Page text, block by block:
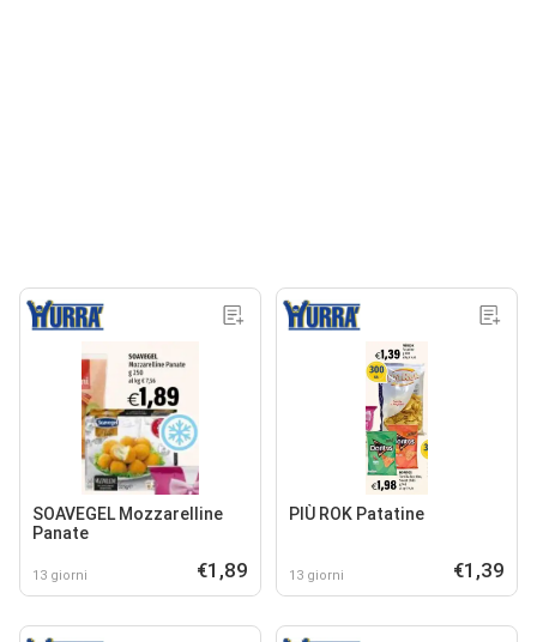
SOAVEGEL Mozzarelline
Panate
13 giorni €1,89
PIÙ ROK Patatine
13 giorni €1,39